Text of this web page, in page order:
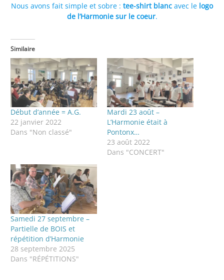
Nous avons fait simple et sobre : tee-shirt blanc avec le logo
de l’Harmonie sur le coeur.
Similaire
Début d’année = A.G.
22 janvier 2022
Dans "Non classé"
Mardi 23 août –
L’Harmonie était à
Pontonx…
23 août 2022
Dans "CONCERT"
Samedi 27 septembre –
Partielle de BOIS et
répétition d’Harmonie
28 septembre 2025
Dans "RÉPÉTITIONS"